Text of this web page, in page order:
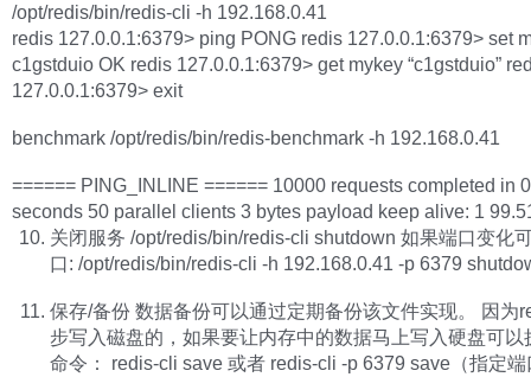
/opt/redis/bin/redis-cli -h 192.168.0.41
redis 127.0.0.1:6379> ping PONG redis 127.0.0.1:6379> set
c1gstduio OK redis 127.0.0.1:6379> get mykey “c1gstduio”
127.0.0.1:6379> exit
benchmark /opt/redis/bin/redis-benchmark -h 192.168.0.41
====== PING_INLINE ====== 10000 requests completed in
seconds 50 parallel clients 3 bytes payload keep alive: 1
关闭服务 /opt/redis/bin/redis-cli shutdown 如果端口变化
口: /opt/redis/bin/redis-cli -h 192.168.0.41 -p 6379
保存/备份 数据备份可以通过定期备份该文件实现。 因为
步写入磁盘的，如果要让内存中的数据马上写入硬盘可以
命令： redis-cli save 或者 redis-cli -p 6379 save（指定端